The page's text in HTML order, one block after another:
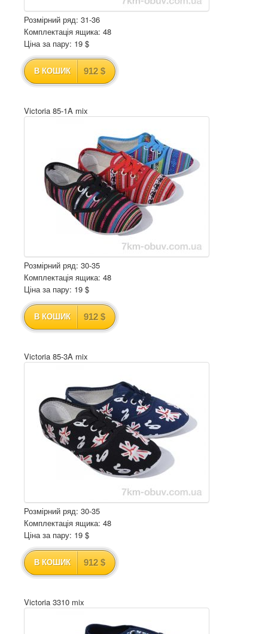
Розмірний ряд: 31-36
Комплектація ящика: 48
Ціна за пару: 19 $
В КОШИК 912 $
Victoria 85-1A mix
Розмірний ряд: 30-35
Комплектація ящика: 48
Ціна за пару: 19 $
В КОШИК 912 $
Victoria 85-3A mix
Розмірний ряд: 30-35
Комплектація ящика: 48
Ціна за пару: 19 $
В КОШИК 912 $
Victoria 3310 mix